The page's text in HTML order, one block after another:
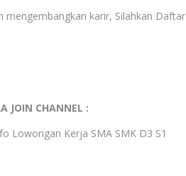
karir, Silahkan Daftar
JOIN CHANNEL :
Lowongan Kerja SMA SMK D3 S1